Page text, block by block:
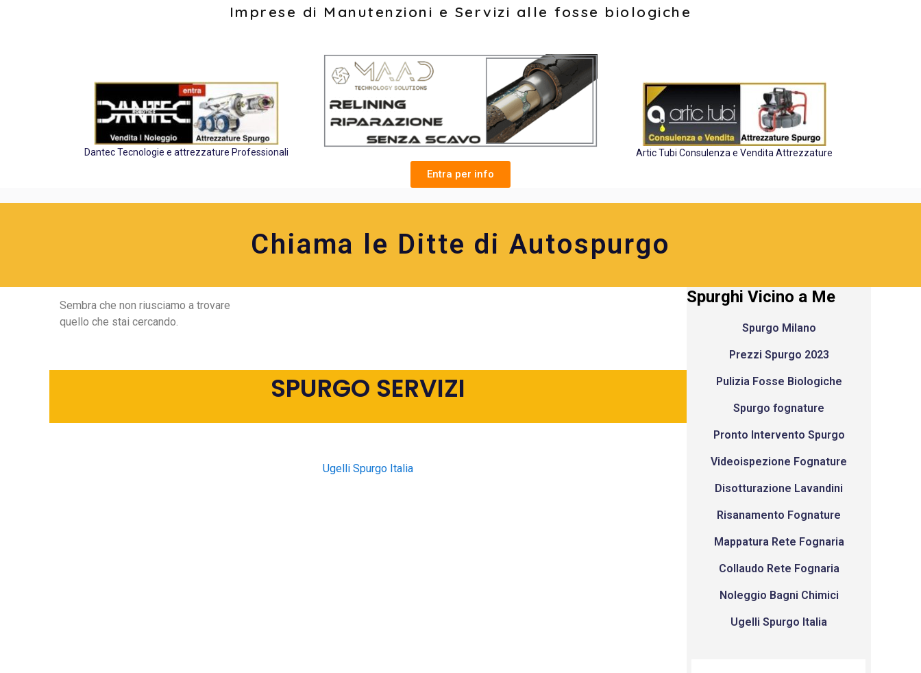
Imprese di Manutenzioni e Servizi alle fosse biologiche
Dantec Tecnologie e attrezzature Professionali
Entra per info
Artic Tubi Consulenza e Vendita Attrezzature
Chiama le Ditte di Autospurgo
Sembra che non riusciamo a trovare
quello che stai cercando.
SPURGO SERVIZI
Ugelli Spurgo Italia
Spurghi Vicino a Me
Spurgo Milano
Prezzi Spurgo 2023
Pulizia Fosse Biologiche
Spurgo fognature
Pronto Intervento Spurgo
Videoispezione Fognature
Disotturazione Lavandini
Risanamento Fognature
Mappatura Rete Fognaria
Collaudo Rete Fognaria
Noleggio Bagni Chimici
Ugelli Spurgo Italia